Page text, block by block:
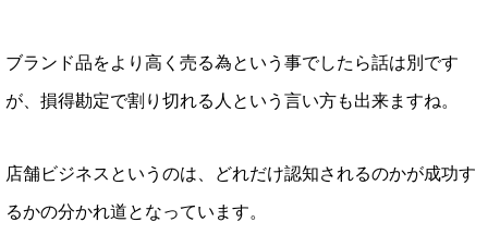
ブランド品をより高く売る為という事でしたら話は別です
が、損得勘定で割り切れる人という言い方も出来ますね。
店舗ビジネスというのは、どれだけ認知されるのかが成功す
るかの分かれ道となっています。